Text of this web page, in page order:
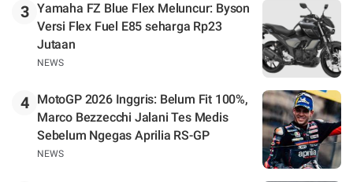
3 Yamaha FZ Blue Flex Meluncur: Byson
Versi Flex Fuel E85 seharga Rp23
Jutaan
NEWS
4
MotoGP 2026 Inggris: Belum Fit 100%,
Marco Bezzecchi Jalani Tes Medis
Sebelum Ngegas Aprilia RS-GP
NEWS